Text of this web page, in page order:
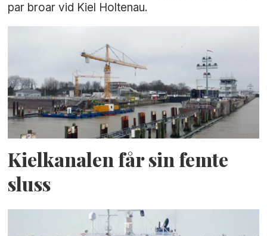
par broar vid Kiel Holtenau.
Kielkanalen får sin femte
sluss